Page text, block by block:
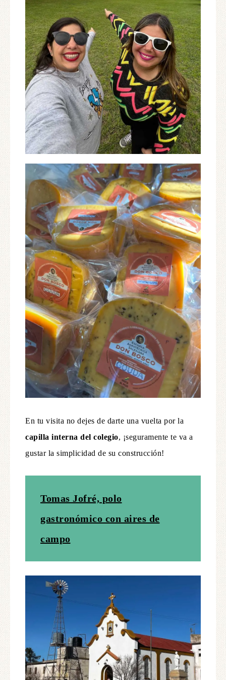
En tu visita no dejes de darte una vuelta por la
capilla interna del colegio, ¡seguramente te va a
gustar la simplicidad de su construcción!
Tomas Jofré, polo
gastronómico con aires de
campo